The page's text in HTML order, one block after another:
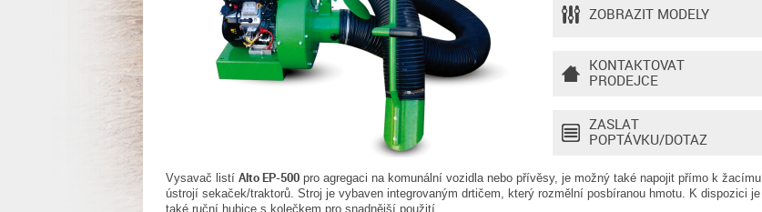
ZOBRAZIT MODELY
KONTAKTOVAT
PRODEJCE
ZASLAT
POPTÁVKU/DOTAZ
Vysavač listí Alto EP-500 pro agregaci na komunální vozidla nebo přívěsy, je možný také napojit přímo k žacímu
ústrojí sekaček/traktorů. Stroj je vybaven integrovaným drtičem, který rozmělní posbíranou hmotu. K dispozici je
také ruční hubice s kolečkem pro snadnější použití.